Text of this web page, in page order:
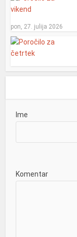
pon, 27. julija 2026
Ime
Komentar